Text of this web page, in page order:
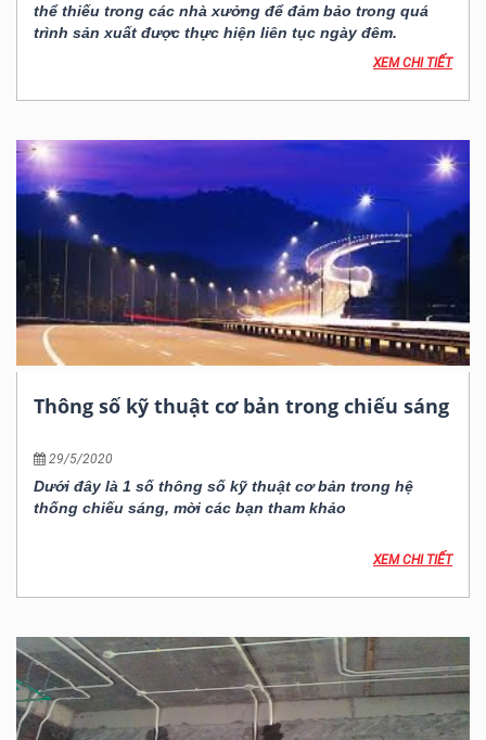
thể thiếu trong các nhà xưởng để đảm bảo trong quá
trình sản xuất được thực hiện liên tục ngày đêm.
XEM CHI TIẾT
Thông số kỹ thuật cơ bản trong chiếu sáng
29/5/2020
Dưới đây là 1 số thông số kỹ thuật cơ bản trong hệ
thống chiếu sáng, mời các bạn tham khảo
XEM CHI TIẾT